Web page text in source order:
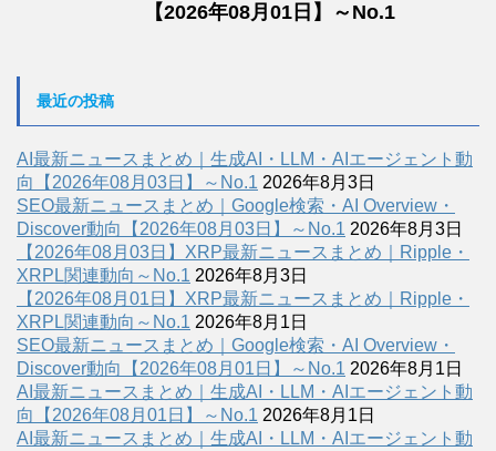
【2026年08月01日】～No.1
最近の投稿
AI最新ニュースまとめ｜生成AI・LLM・AIエージェント動
向【2026年08月03日】～No.1 2026年8月3日
SEO最新ニュースまとめ｜Google検索・AI Overview・
Discover動向【2026年08月03日】～No.1 2026年8月3日
【2026年08月03日】XRP最新ニュースまとめ｜Ripple・
XRPL関連動向～No.1 2026年8月3日
【2026年08月01日】XRP最新ニュースまとめ｜Ripple・
XRPL関連動向～No.1 2026年8月1日
SEO最新ニュースまとめ｜Google検索・AI Overview・
Discover動向【2026年08月01日】～No.1 2026年8月1日
AI最新ニュースまとめ｜生成AI・LLM・AIエージェント動
向【2026年08月01日】～No.1 2026年8月1日
AI最新ニュースまとめ｜生成AI・LLM・AIエージェント動